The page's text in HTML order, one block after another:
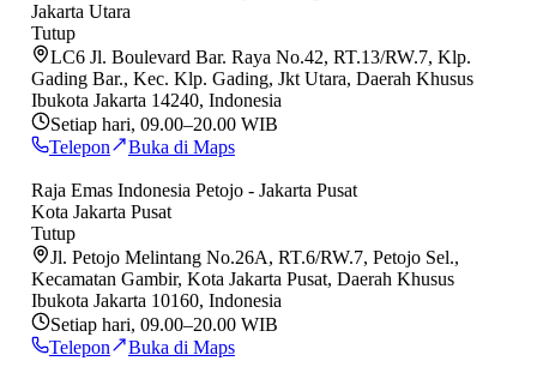
Jakarta Utara
Tutup
LC6 Jl. Boulevard Bar. Raya No.42, RT.13/RW.7, Klp.
Gading Bar., Kec. Klp. Gading, Jkt Utara, Daerah Khusus
Ibukota Jakarta 14240, Indonesia
Setiap hari, 09.00–20.00 WIB
Telepon
Buka di Maps
Raja Emas Indonesia Petojo - Jakarta Pusat
Kota Jakarta Pusat
Tutup
Jl. Petojo Melintang No.26A, RT.6/RW.7, Petojo Sel.,
Kecamatan Gambir, Kota Jakarta Pusat, Daerah Khusus
Ibukota Jakarta 10160, Indonesia
Setiap hari, 09.00–20.00 WIB
Telepon
Buka di Maps